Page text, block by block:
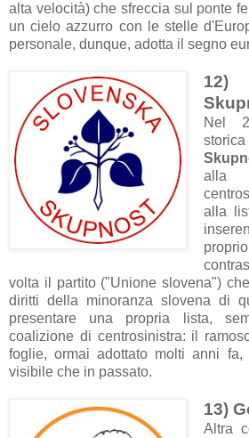
alta velocità) che sfreccia sul ponte
un cielo azzurro con le stelle
personale, dunque, adotta il segno
Nel
alla
alla
volta il partito ("Unione slovena")
diritti della minoranza slovena di
presentare una propria lista,
coalizione di centrosinistra: il
foglie, ormai adottato molti anni
visibile che in passato.
13)
Altra